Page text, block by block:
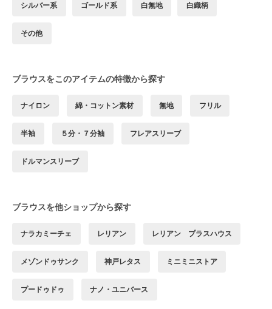
シルバー系 ゴールド系 白無地 白織柄
その他
ブラウスをこのアイテムの特徴から探す
ナイロン 綿・コットン素材 無地 フリル
半袖 ５分・７分袖 フレアスリーブ
ドルマンスリーブ
ブラウスを他ショップから探す
ナラカミーチェ レリアン レリアン プラスハウス
メゾンドゥサンク 神戸レタス ミニミニストア
プードゥドゥ ナノ・ユニバース